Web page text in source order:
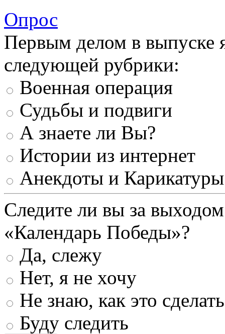
Опрос
Первым делом в выпуске
следующей рубрики:
Военная операция
Судьбы и подвиги
А знаете ли Вы?
Истории из интернет
Анекдоты и Карикатуры
Следите ли вы за
«Календарь Победы»?
Да, слежу
Нет, я не хочу
Не знаю, как это сделать
Буду следить